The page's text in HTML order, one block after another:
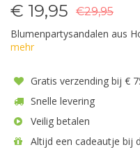
€ 19,95
€29,95
Blumenpartysandalen aus
mehr
Gratis verzending bij €
Snelle levering
Veilig betalen
Altijd een cadeautje bij